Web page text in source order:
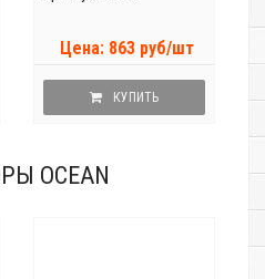
Цена: 863 руб/шт
КУПИТЬ
OCEAN